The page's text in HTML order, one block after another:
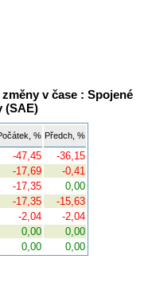
v čase : Spojené
(SAE)
% Předch, %
-47,45
-36,15
-17,69
-0,41
-17,35
0,00
-17,35
-15,63
-2,04
-2,04
0,00
0,00
0,00 0,00